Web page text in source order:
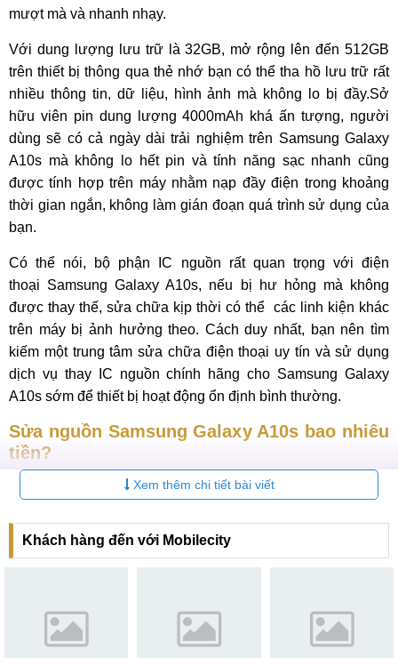
mượt mà và nhanh nhạy.
Với dung lượng lưu trữ là 32GB, mở rộng lên đến 512GB
trên thiết bị thông qua thẻ nhớ bạn có thể tha hồ lưu trữ rất
nhiều thông tin, dữ liệu, hình ảnh mà không lo bị đầy.Sở
hữu viên pin dung lượng 4000mAh khá ấn tượng, người
dùng sẽ có cả ngày dài trải nghiệm trên Samsung Galaxy
A10s mà không lo hết pin và tính năng sạc nhanh cũng
được tính hợp trên máy nhằm nạp đầy điện trong khoảng
thời gian ngắn, không làm gián đoạn quá trình sử dụng của
bạn.
Có thể nói, bộ phận IC nguồn rất quan trọng với điện
thoại Samsung Galaxy A10s, nếu bị hư hỏng mà không
được thay thế, sửa chữa kịp thời có thể các linh kiện khác
trên máy bị ảnh hưởng theo. Cách duy nhất, bạn nên tìm
kiếm một trung tâm sửa chữa điện thoại uy tín và sử dụng
dịch vụ thay IC nguồn chính hãng cho Samsung Galaxy
A10s sớm để thiết bị hoạt động ổn định bình thường.
Sửa nguồn Samsung Galaxy A10s bao nhiêu
tiền?
Dịch vụ thay IC nguồn, sửa nguồn điện thoại Samsung
cho thợ thay thế và tháo lắp). Sau đây là bảng giá dịch vụ
liên quan đến điện thoại Samsung tại MobileCity, kính mời
Bảng giá sửa nguồn điện thoại Samsung Galaxy A10s
mới nhất 2026
Xem thêm chi tiết bài viết
Khách hàng đến với Mobilecity